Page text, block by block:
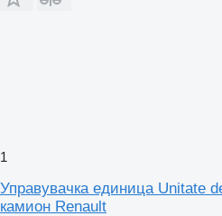
1
Управувачка единица Unitate
камион Renault